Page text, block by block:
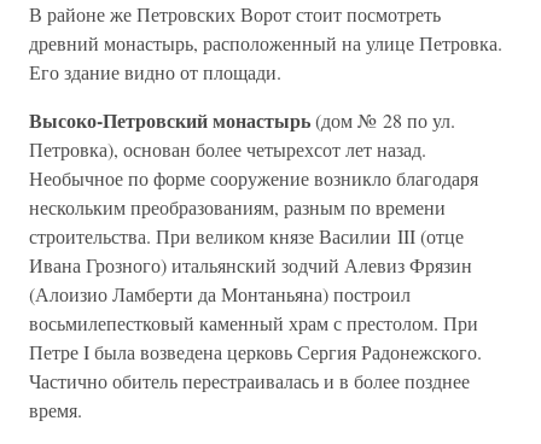
В районе же Петровских Ворот стоит посмотреть
древний монастырь, расположенный на улице Петровка.
Его здание видно от площади.
Высоко-Петровский монастырь(дом № 28 по ул.
Петровка), основан более четырехсот лет назад.
Необычное по форме сооружение возникло благодаря
нескольким преобразованиям, разным по времени
строительства. При великом князе Василии III (отце
Ивана Грозного) итальянский зодчий Алевиз Фрязин
(Алоизио Ламберти да Монтаньяна) построил
восьмилепестковый каменный храм с престолом. При
Петре I была возведена церковь Сергия Радонежского.
Частично обитель перестраивалась и в более позднее
время.